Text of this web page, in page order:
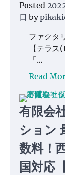
Posted
日 by
ファクタ
【テラ
「…
Read
有限会
ション
数料！
国対応